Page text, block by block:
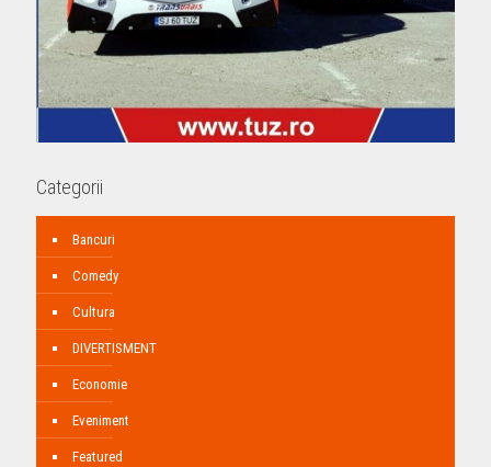
Categorii
Bancuri
Comedy
Cultura
DIVERTISMENT
Economie
Eveniment
Featured